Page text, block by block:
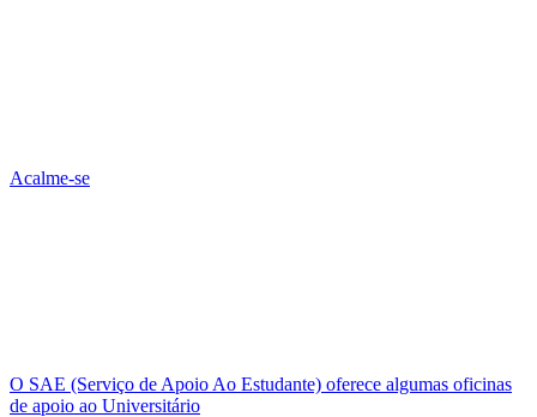
Acalme-se
O SAE (Serviço de Apoio Ao Estudante) oferece algumas oficinas
de apoio ao Universitário